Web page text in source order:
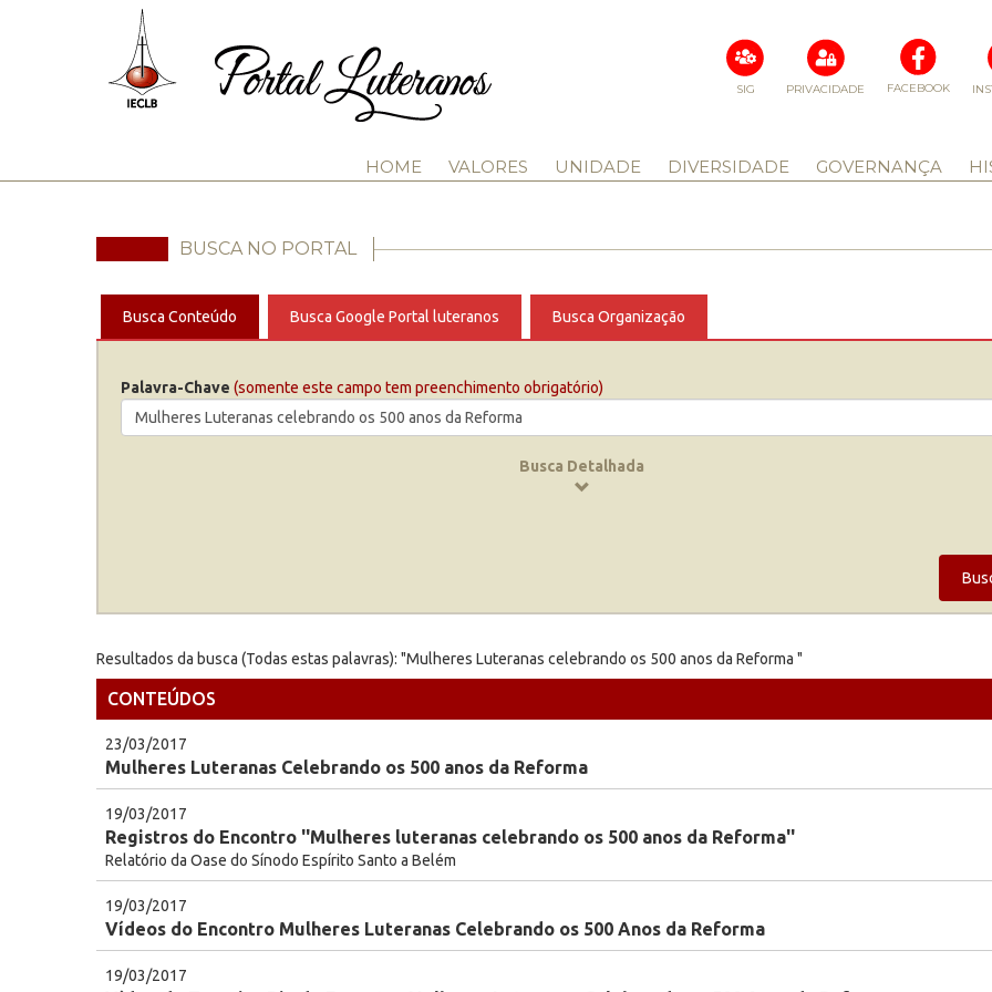
FACEBOOK
PRIVACIDADE
SIG
HOME VALORES UNIDADE DIVERSIDADE GOVERNANÇA
BUSCA NO PORTAL
Busca Conteúdo Busca Google Portal luteranos Busca Organização
Palavra-Chave (somente este campo tem preenchimento obrigatório)
Busca Detalhada
Resultados da busca (Todas estas palavras): "Mulheres Luteranas celebrando os 500 anos da Reforma "
CONTEÚDOS
23/03/2017
Mulheres Luteranas Celebrando os 500 anos da Reforma
19/03/2017
Registros do Encontro ''Mulheres luteranas celebrando os 500 anos da Reforma''
Relatório da Oase do Sínodo Espírito Santo a Belém
19/03/2017
Vídeos do Encontro Mulheres Luteranas Celebrando os 500 Anos da Reforma
19/03/2017